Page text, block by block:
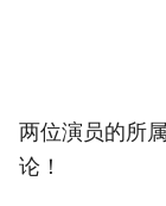
两位演员的所
论！